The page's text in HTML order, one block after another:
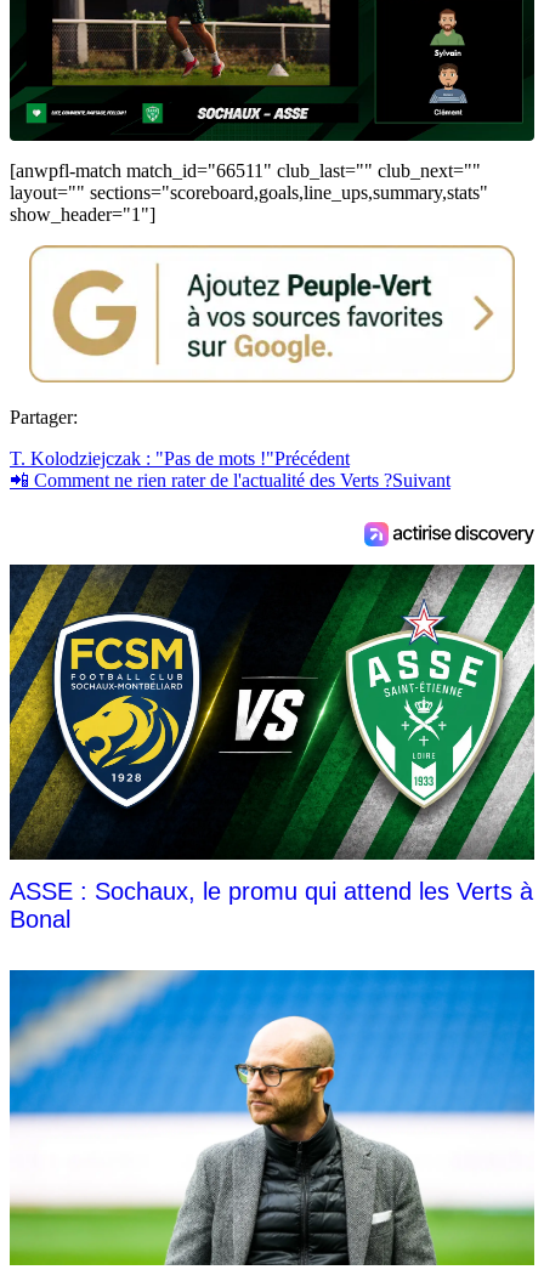
[anwpfl-match match_id="66511" club_last="" club_next=""
layout="" sections="scoreboard,goals,line_ups,summary,stats"
show_header="1"]
Partager:
T. Kolodziejczak : "Pas de mots !"Précédent
📲 Comment ne rien rater de l'actualité des Verts ?Suivant
ASSE : Sochaux, le promu qui attend les Verts à
Bonal